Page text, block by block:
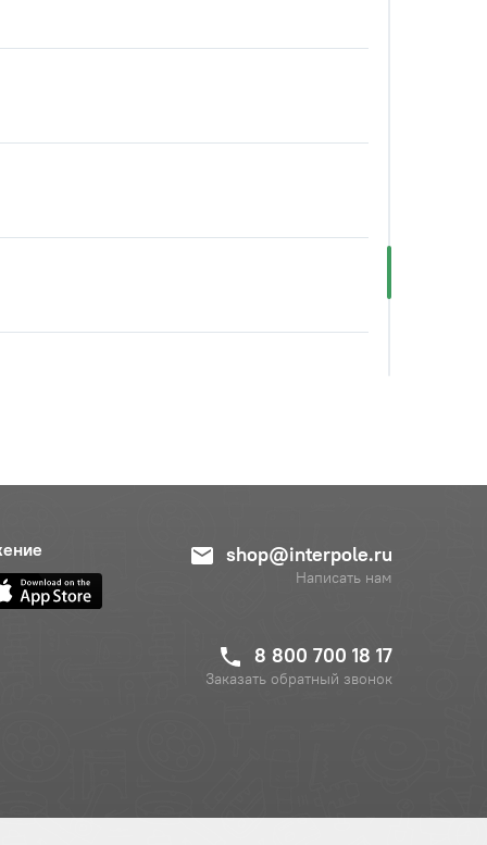
shop@interpole.ru
Написать нам
8 800 700 18 17
Заказать обратный звонок